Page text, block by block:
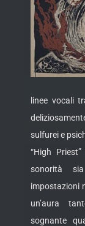
linee vocali
sulfurei e
“High
sonorità
impostazioni
un’aura
sognante